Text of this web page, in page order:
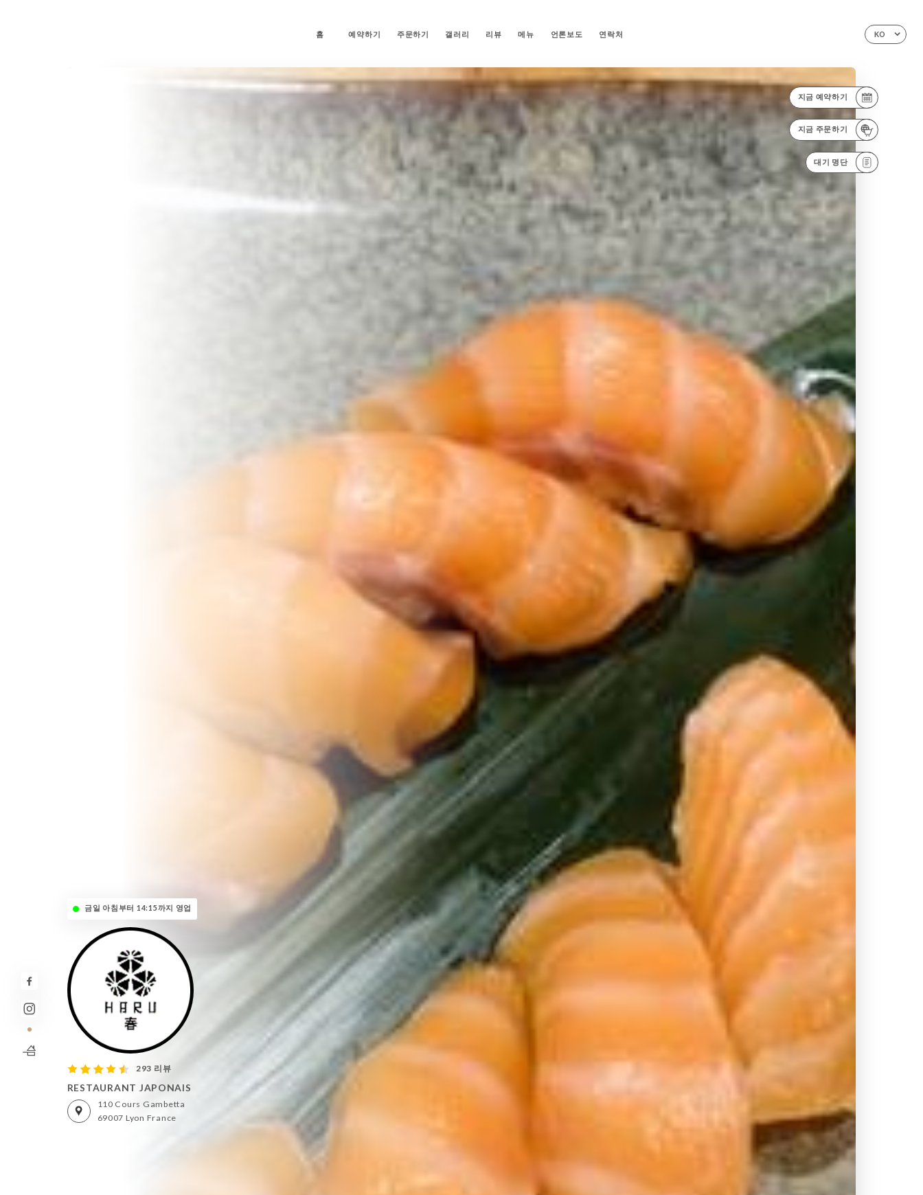
KO
홈 예약하기 주문하기 갤러리 리뷰 메뉴 언론보도 연락처
지금 예약하기
지금 주문하기
대기 명단
금일 아침부터 14:15까지 영업
293 리뷰
RESTAURANT JAPONAIS
110 Cours Gambetta
69007 Lyon France